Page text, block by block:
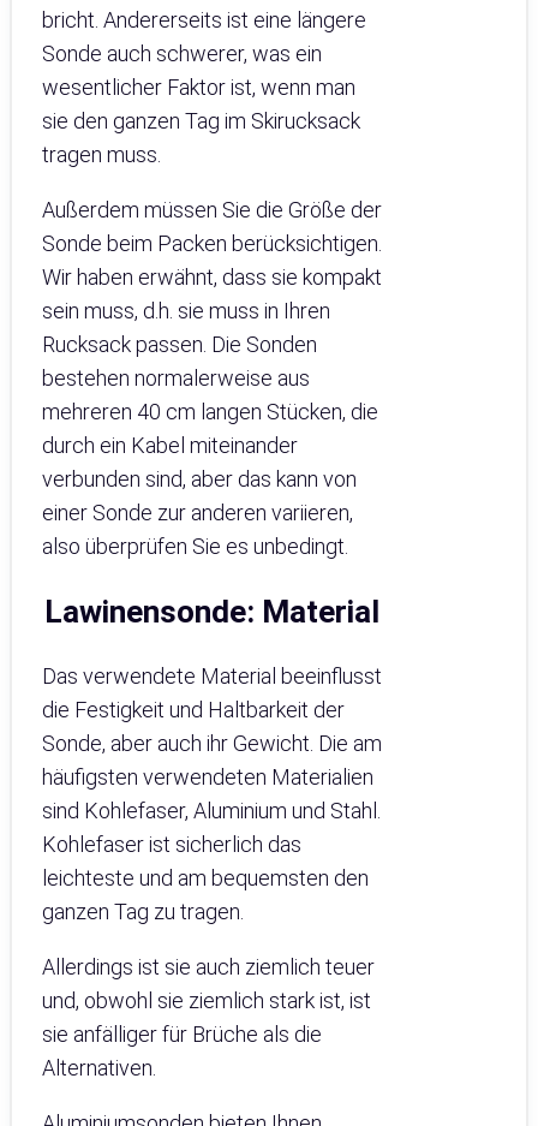
bricht. Andererseits ist eine längere
Sonde auch schwerer, was ein
wesentlicher Faktor ist, wenn man
sie den ganzen Tag im Skirucksack
tragen muss.
Außerdem müssen Sie die Größe der
Sonde beim Packen berücksichtigen.
Wir haben erwähnt, dass sie kompakt
sein muss, d.h. sie muss in Ihren
Rucksack passen. Die Sonden
bestehen normalerweise aus
mehreren 40 cm langen Stücken, die
durch ein Kabel miteinander
verbunden sind, aber das kann von
einer Sonde zur anderen variieren,
also überprüfen Sie es unbedingt.
Lawinensonde: Material
Das verwendete Material beeinflusst
die Festigkeit und Haltbarkeit der
Sonde, aber auch ihr Gewicht. Die am
häufigsten verwendeten Materialien
sind Kohlefaser, Aluminium und Stahl.
Kohlefaser ist sicherlich das
leichteste und am bequemsten den
ganzen Tag zu tragen.
Allerdings ist sie auch ziemlich teuer
und, obwohl sie ziemlich stark ist, ist
sie anfälliger für Brüche als die
Alternativen.